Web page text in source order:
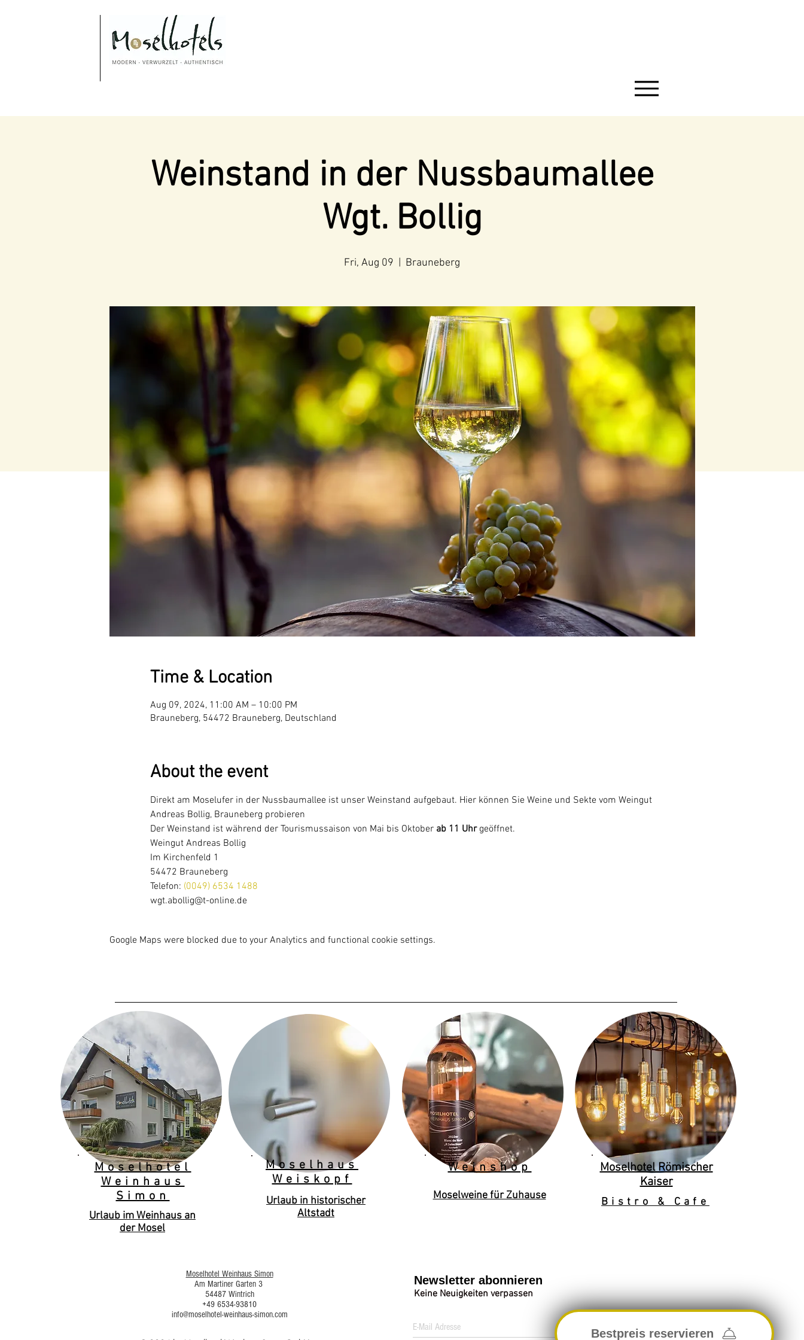
Weinstand in der Nussbaumallee
Wgt. Bollig
Fri, Aug 09 Brauneberg
Time & Location
Aug 09, 2024, 11:00 AM – 10:00 PM
Brauneberg, 54472 Brauneberg, Deutschland
About the event
Direkt am Moselufer in der Nussbaumallee ist unser Weinstand aufgebaut. Hier können Sie Weine und Sekte vom Weingut
Andreas Bollig, Brauneberg probieren
Der Weinstand ist während der Tourismussaison von Mai bis Oktober ab 11 Uhr geöffnet.
Weingut Andreas Bollig
Im Kirchenfeld 1
54472 Brauneberg
Telefon: (0049) 6534 1488
wgt.abollig@t-online.de
Google Maps were blocked due to your Analytics and functional cookie settings.
Bestpreis reservieren
Moselhotel
Weinhaus
Simon
Urlaub im Weinhaus an
der Mosel
Moselhaus
Weiskopf
Urlaub in historischer
Altstadt
Weinshop
Moselweine für Zuhause
Moselhotel Römischer
Kaiser
Bistro & Cafe
Moselhotel Weinhaus Simon
Am Martiner Garten 3
54487 Wintrich
+49 6534-93810
info@moselhotel-weinhaus-simon.com
Newsletter abonnieren
Keine Neuigkeiten verpassen